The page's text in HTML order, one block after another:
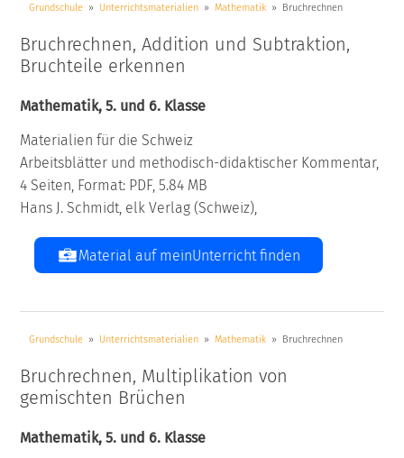
Grundschule Unterrichtsmaterialien Mathematik Bruchrechnen
Bruchrechnen, Addition und Subtraktion,
Bruchteile erkennen
Mathematik, 5. und 6. Klasse
Materialien für die Schweiz
Arbeitsblätter und methodisch-didaktischer Kommentar,
4 Seiten, Format: PDF, 5.84 MB
Hans J. Schmidt, elk Verlag (Schweiz),
Material auf meinUnterricht finden
Grundschule Unterrichtsmaterialien Mathematik Bruchrechnen
Bruchrechnen, Multiplikation von
gemischten Brüchen
Mathematik, 5. und 6. Klasse